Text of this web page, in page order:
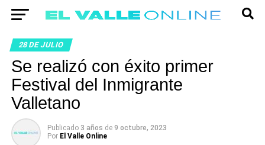
28 DE JULIO
Se realizó con éxito primer
Festival del Inmigrante
Valletano
Publicado 3 años de 9 octubre, 2023
Por El Valle Online